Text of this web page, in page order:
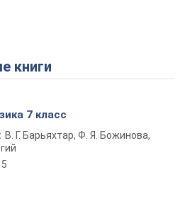
Play Video
книги
7 класс
В. Г. Барьяхтар, Ф. Я. Божинова,